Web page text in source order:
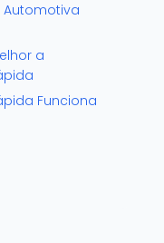
a
Funciona